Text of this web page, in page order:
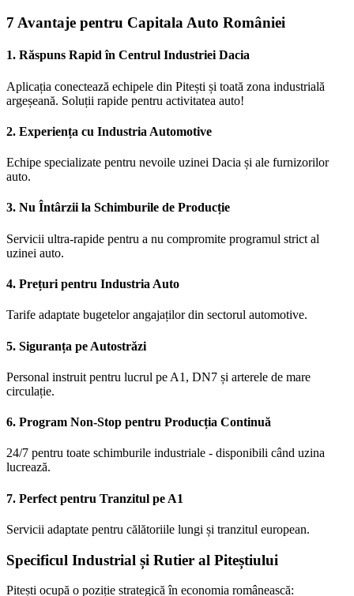
7 Avantaje pentru Capitala Auto României
1. Răspuns Rapid în Centrul Industriei Dacia
Aplicația conectează echipele din Pitești și toată zona industrială
argeșeană. Soluții rapide pentru activitatea auto!
2. Experiența cu Industria Automotive
Echipe specializate pentru nevoile uzinei Dacia și ale furnizorilor
auto.
3. Nu Întârzii la Schimburile de Producție
Servicii ultra-rapide pentru a nu compromite programul strict al
uzinei auto.
4. Prețuri pentru Industria Auto
Tarife adaptate bugetelor angajaților din sectorul automotive.
5. Siguranța pe Autostrăzi
Personal instruit pentru lucrul pe A1, DN7 și arterele de mare
circulație.
6. Program Non-Stop pentru Producția Continuă
24/7 pentru toate schimburile industriale - disponibili când uzina
lucrează.
7. Perfect pentru Tranzitul pe A1
Servicii adaptate pentru călătoriile lungi și tranzitul european.
Specificul Industrial și Rutier al Piteștiului
Pitești ocupă o poziție strategică în economia românească: